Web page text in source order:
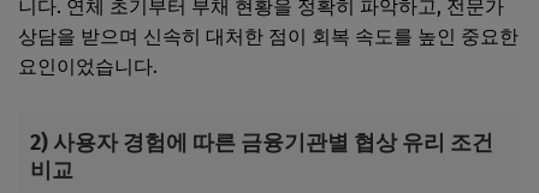
니다. 연체 초기부터 부채 현황을 정확히 파악하고, 전문가
상담을 받으며 신속히 대처한 점이 회복 속도를 높인 중요한
요인이었습니다.
2) 사용자 경험에 따른 금융기관별 협상 유리 조건
비교